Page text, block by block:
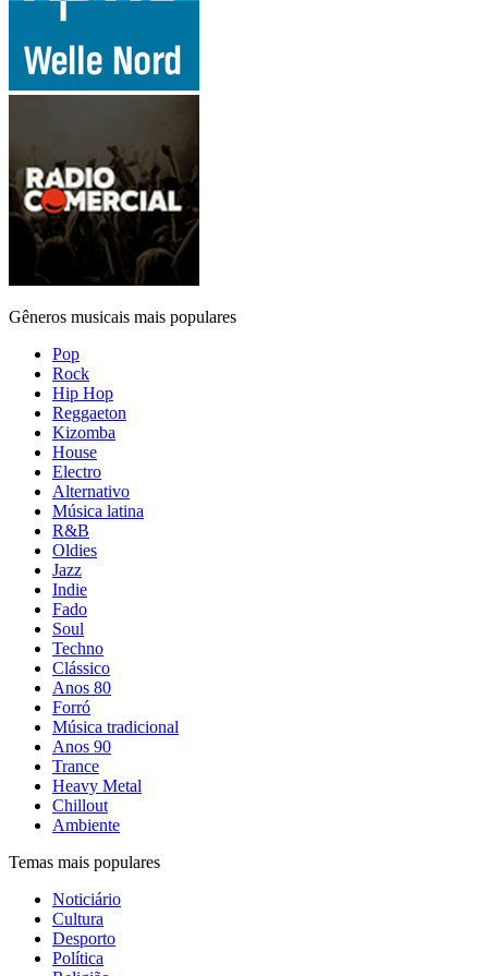
Gêneros musicais mais populares
Pop
Rock
Hip Hop
Reggaeton
Kizomba
House
Electro
Alternativo
Música latina
R&B
Oldies
Jazz
Indie
Fado
Soul
Techno
Clássico
Anos 80
Forró
Música tradicional
Anos 90
Trance
Heavy Metal
Chillout
Ambiente
Temas mais populares
Noticiário
Cultura
Desporto
Política